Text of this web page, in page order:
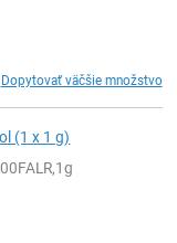
Dopytovať väčšie množstvo
(1 x 1 g)